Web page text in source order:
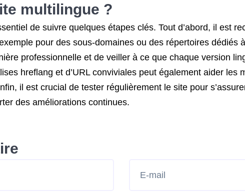
multilingue ?
de suivre quelques étapes clés. Tout d’abord, il est
pour des sous-domaines ou des répertoires dédiés
professionnelle et de veiller à ce que chaque version
hreflang et d’URL conviviales peut également aider les
il est crucial de tester régulièrement le site pour
des améliorations continues.